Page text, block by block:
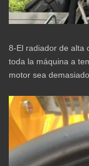
8-El radiador de alta
toda la máquina a
motor sea